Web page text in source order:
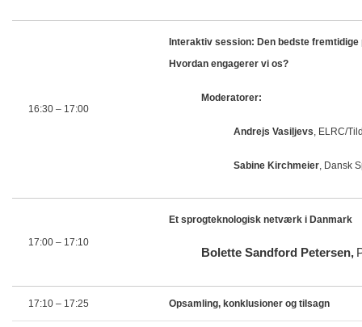
16:30 – 17:00
Interaktiv session: Den bedste
Hvordan engagerer vi os?
Moderatorer:
Andrejs Vasiļjevs, ELRC/
Sabine Kirchmeier, Dansk
17:00 – 17:10
Et sprogteknologisk netværk i Danmark
Bolette Sandford Petersen,
17:10 – 17:25 Opsamling, konklusioner og tilsagn